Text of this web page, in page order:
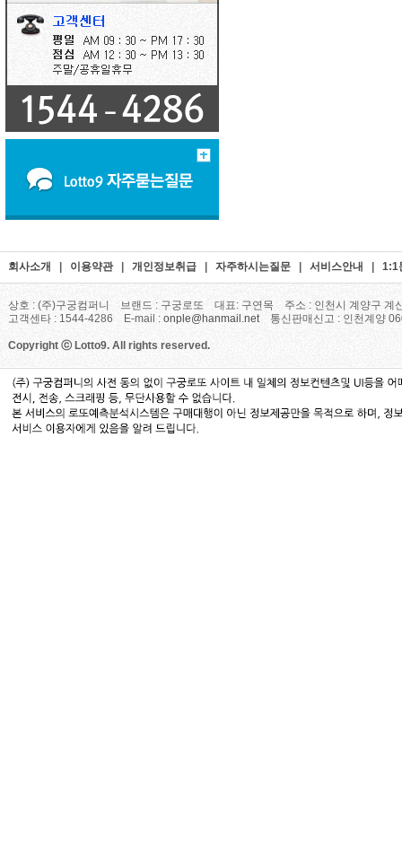
회사소개 이용약관| 개인정보취급 자주하시는질문 서비스안내 1:1
상호 : (주)구궁컴퍼니 브랜드 : 구궁로또 대표: 구연목 주소 : 인천시 계양구 계
고객센타 : 1544-4286 E-mail : onple@hanmail.net통신판매신고 : 인천계양
Copyright ⓒ Lotto9. All rights reserved.